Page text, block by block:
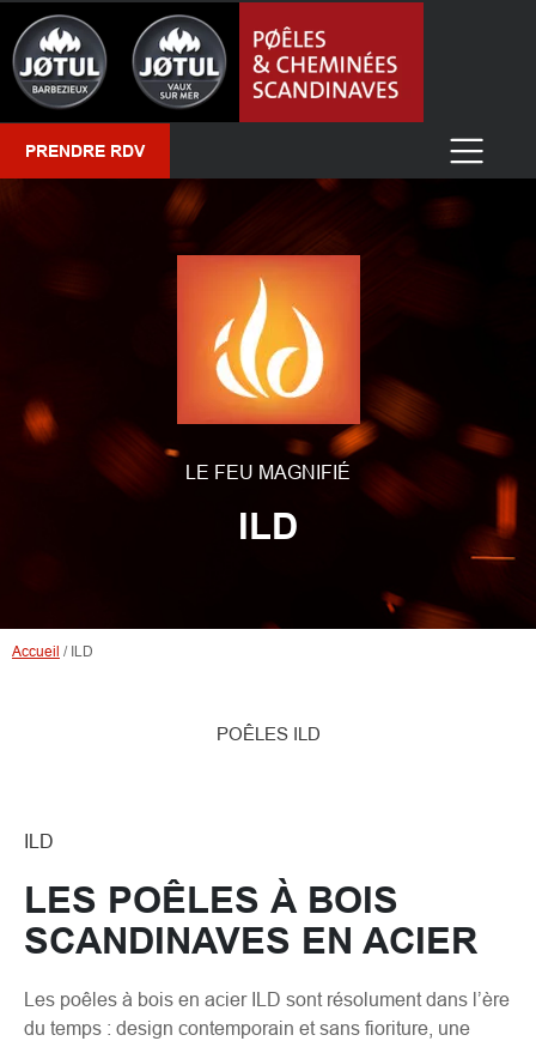
PRENDRE RDV
LE FEU MAGNIFIÉ
ILD
Accueil / ILD
POÊLES ILD
ILD
LES POÊLES À BOIS
SCANDINAVES EN ACIER
Les poêles à bois en acier ILD sont résolument dans l’ère
du temps : design contemporain et sans fioriture, une